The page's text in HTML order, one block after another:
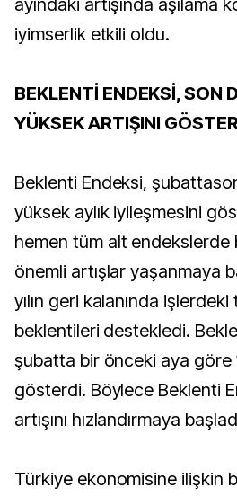
ayındaki artışında aşılama
iyimserlik etkili oldu.
BEKLENTİ ENDEKSİ, SON
YÜKSEK ARTIŞINI
Beklenti Endeksi,
yüksek aylık iyileşmesini
hemen tüm alt endekslerde
önemli artışlar yaşanmaya
yılın geri kalanında
beklentileri destekledi.
şubatta bir önceki aya göre
gösterdi. Böylece Beklenti
artışını hızlandırmaya
Türkiye ekonomisine ilişkin